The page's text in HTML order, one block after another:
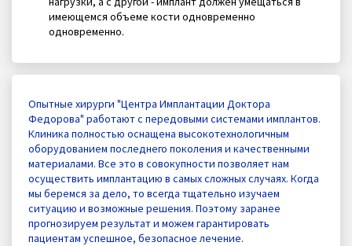
имеющемся объеме кости одновременно
одновременно.
Опытные хирурги "Центра Имплантации Доктора
Федорова" работают с передовыми системами имплантов.
Клиника полностью оснащена высокотехнологичным
оборудованием последнего поколения и качественными
материалами. Все это в совокупности позволяет нам
осуществить имплантацию в самых сложных случаях. Когда
мы беремся за дело, то всегда тщательно изучаем
ситуацию и возможные решения. Поэтому заранее
прогнозируем результат и можем гарантировать
пациентам успешное, безопасное лечение.